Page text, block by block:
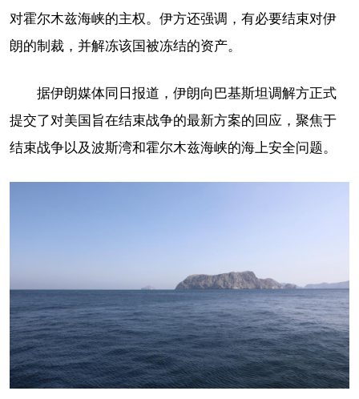
对霍尔木兹海峡的主权。伊方还强调，有必要结束对伊
朗的制裁，并解冻该国被冻结的资产。
据伊朗媒体同日报道，伊朗向巴基斯坦调解方正式
提交了对美国旨在结束战争的最新方案的回应，聚焦于
结束战争以及波斯湾和霍尔木兹海峡的海上安全问题。